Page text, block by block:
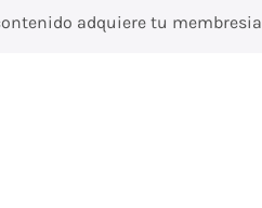
adquiere tu membresia